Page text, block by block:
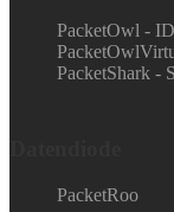
PacketOwl -
PacketShark -
PacketRoo